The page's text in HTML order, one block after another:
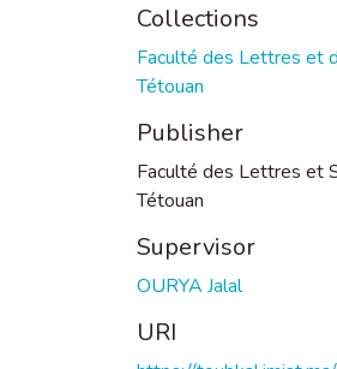
Collections
Faculté des Lettres et
Tétouan
Publisher
Faculté des Lettres et
Tétouan
Supervisor
OURYA Jalal
URI